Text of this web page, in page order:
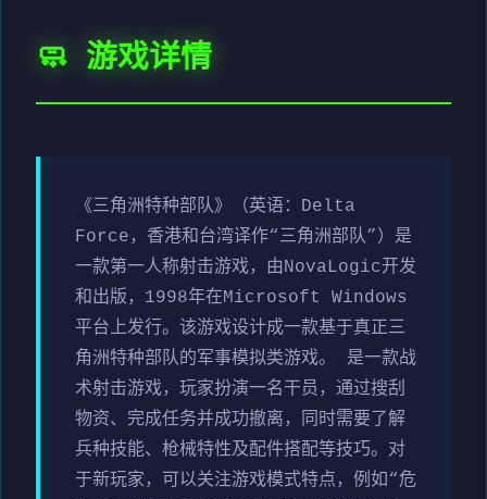
🧼 游戏详情
《三角洲特种部队》（英语：Delta
Force，香港和台湾译作“三角洲部队”）是
一款第一人称射击游戏，由NovaLogic开发
和出版，1998年在Microsoft Windows
平台上发行。该游戏设计成一款基于真正三
角洲特种部队的军事模拟类游戏。 是一款战
术射击游戏，玩家扮演一名干员，通过搜刮
物资、完成任务并成功撤离，同时需要了解
兵种技能、枪械特性及配件搭配等技巧。对
于新玩家，可以关注游戏模式特点，例如“危